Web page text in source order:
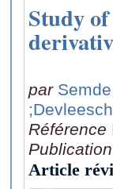
Study
par
Référence
Publication
Article